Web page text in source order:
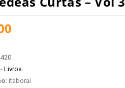
- Livros
itaborai